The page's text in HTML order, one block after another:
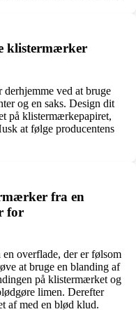
klistermærker
ved at bruge
og en saks. Design dit
på klistermærkepapiret,
at følge producentens
fra en
for
overflade, der er følsom
at bruge en blanding af
på klistermærket og
limen. Derefter
af med en blød klud.